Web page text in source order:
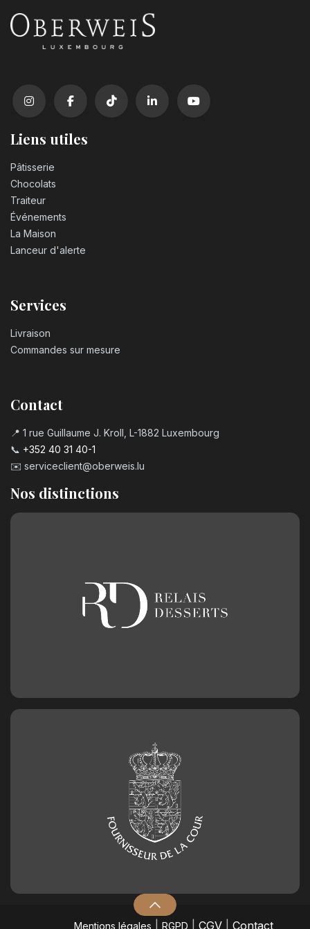
Liens utiles
Pâtisserie
Chocolats
Traiteur
Événements
La Maison
Lanceur d'alerte
Services
Livraison
Commandes sur mesure
Contact
📍 1 rue Guillaume J. Kroll, L-1882 Luxembourg
📞 +352 40 31 40-1
✉️ serviceclient@oberweis.lu
Nos distinctions
Mentions légales RGPD CGV| Contact